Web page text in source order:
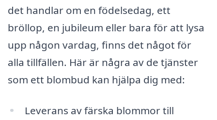
det handlar om en födelsedag, ett
bröllop, en jubileum eller bara för att lysa
upp någon vardag, finns det något för
alla tillfällen. Här är några av de tjänster
som ett blombud kan hjälpa dig med:
Leverans av färska blommor till